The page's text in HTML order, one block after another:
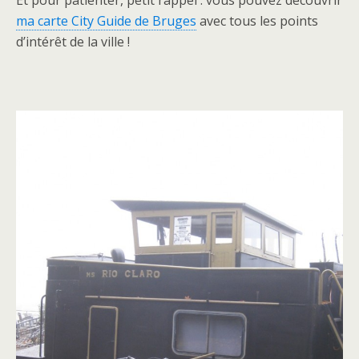
ma carte City Guide de Bruges avec tous les points
d’intérêt de la ville !